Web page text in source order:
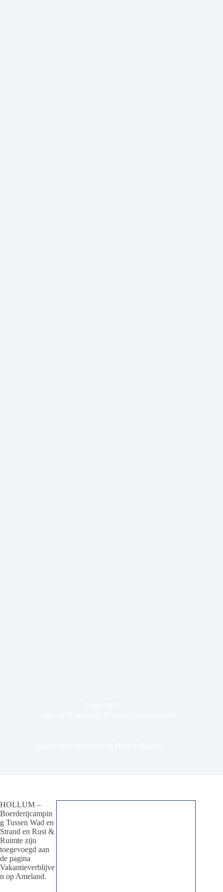
HOLLUM –
Boerderijcampin
g Tussen Wad en
Strand en Rust &
Ruimte zijn
toegevoegd aan
de pagina
Vakantieverblijve
n op Ameland.